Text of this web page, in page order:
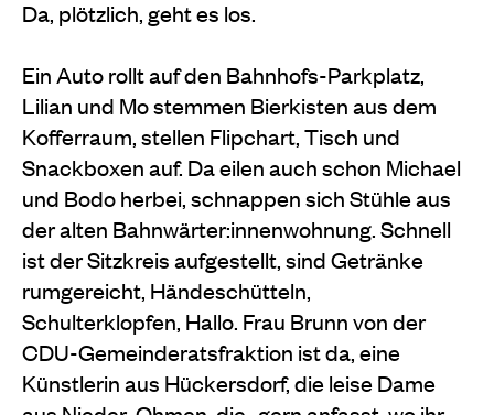
Da, plötzlich, geht es los.
Ein Auto rollt auf den Bahnhofs-Parkplatz,
Lilian und Mo stemmen Bierkisten aus dem
Kofferraum, stellen Flipchart, Tisch und
Snackboxen auf. Da eilen auch schon Michael
und Bodo herbei, schnappen sich Stühle aus
der alten Bahnwärter:innenwohnung. Schnell
ist der Sitzkreis aufgestellt, sind Getränke
rumgereicht, Händeschütteln,
Schulterklopfen, Hallo. Frau Brunn von der
CDU-Gemeinderatsfraktion ist da, eine
Künstlerin aus Hückersdorf, die leise Dame